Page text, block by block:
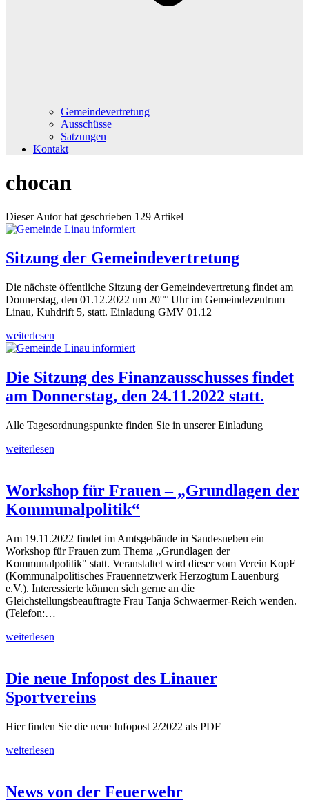
Gemeindevertretung
Ausschüsse
Satzungen
Kontakt
chocan
Dieser Autor hat geschrieben 129 Artikel
Sitzung der Gemeindevertretung
Die nächste öffentliche Sitzung der Gemeindevertretung findet am
Donnerstag, den 01.12.2022 um 20°° Uhr im Gemeindezentrum
Linau, Kuhdrift 5, statt. Einladung GMV 01.12
weiterlesen
Die Sitzung des Finanzausschusses findet
am Donnerstag, den 24.11.2022 statt.
Alle Tagesordnungspunkte finden Sie in unserer Einladung
weiterlesen
Workshop für Frauen – „Grundlagen der
Kommunalpolitik“
Am 19.11.2022 findet im Amtsgebäude in Sandesneben ein
Workshop für Frauen zum Thema ,,Grundlagen der
Kommunalpolitik" statt. Veranstaltet wird dieser vom Verein KopF
(Kommunalpolitisches Frauennetzwerk Herzogtum Lauenburg
e.V.). Interessierte können sich gerne an die
Gleichstellungsbeauftragte Frau Tanja Schwaermer-Reich wenden.
(Telefon:…
weiterlesen
Die neue Infopost des Linauer
Sportvereins
Hier finden Sie die neue Infopost 2/2022 als PDF
weiterlesen
News von der Feuerwehr